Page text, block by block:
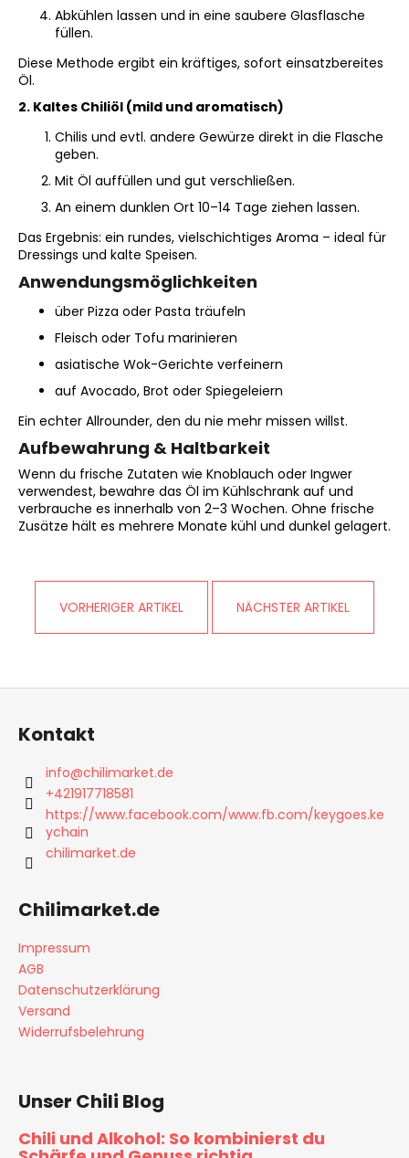
Abkühlen lassen und in eine saubere Glasflasche
füllen.
Diese Methode ergibt ein kräftiges, sofort einsatzbereites
Öl.
2. Kaltes Chiliöl (mild und aromatisch)
Chilis und evtl. andere Gewürze direkt in die Flasche
geben.
Mit Öl auffüllen und gut verschließen.
An einem dunklen Ort 10–14 Tage ziehen lassen.
Das Ergebnis: ein rundes, vielschichtiges Aroma – ideal für
Dressings und kalte Speisen.
Anwendungsmöglichkeiten
über Pizza oder Pasta träufeln
Fleisch oder Tofu marinieren
asiatische Wok-Gerichte verfeinern
auf Avocado, Brot oder Spiegeleiern
Ein echter Allrounder, den du nie mehr missen willst.
Aufbewahrung & Haltbarkeit
Wenn du frische Zutaten wie Knoblauch oder Ingwer
verwendest, bewahre das Öl im Kühlschrank auf und
verbrauche es innerhalb von 2–3 Wochen. Ohne frische
Zusätze hält es mehrere Monate kühl und dunkel gelagert.
VORHERIGER ARTIKEL NÄCHSTER ARTIKEL
SCHLÜSSELANHÄNGER
Kontakt
info@chilimarket.de
+421917718581
https://www.facebook.com/www.fb.com/keygoes.ke
ychain
chilimarket.de
Chilimarket.de
Impressum
AGB
Datenschutzerklärung
Versand
Widerrufsbelehrung
Unser Chili Blog
Chili und Alkohol: So kombinierst du